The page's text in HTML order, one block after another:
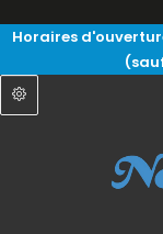
Horaires